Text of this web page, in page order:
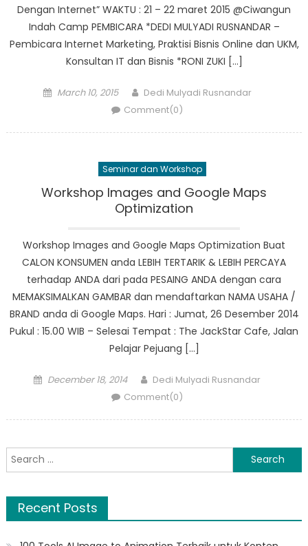
Dengan Internet” WAKTU : 21 – 22 maret 2015 @Ciwangun
Indah Camp PEMBICARA *DEDI MULYADI RUSNANDAR –
Pembicara Internet Marketing, Praktisi Bisnis Online dan UKM,
Konsultan IT dan Bisnis *RONI ZUKI […]
Posted
March 10, 2015 Author
Dedi Mulyadi Rusnandar
Comment(0)
Seminar dan Workshop
Workshop Images and Google Maps
Optimization
Workshop Images and Google Maps Optimization Buat
CALON KONSUMEN anda LEBIH TERTARIK & LEBIH PERCAYA
terhadap ANDA dari pada PESAING ANDA dengan cara
MEMAKSIMALKAN GAMBAR dan mendaftarkan NAMA USAHA /
BRAND anda di Google Maps. Hari : Jumat, 26 Desember 2014
Pukul : 15.00 WIB – Selesai Tempat : The JackStar Cafe, Jalan
Pelajar Pejuang […]
Posted
December 18, 2014 Author
Dedi Mulyadi Rusnandar
Comment(0)
Search
for:
Recent Posts